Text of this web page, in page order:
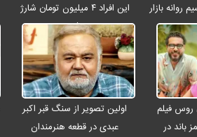
روانه بازار
این افراد ۴ میلیون تومان شارژ
شد
روس فیلم
باند در
اولین تصویر از سنگ قبر اکبر
عبدی در قطعه هنرمندان